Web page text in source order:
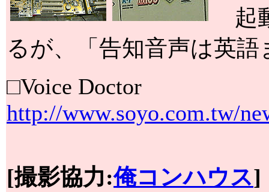
起
るが、「告知音声は英
□Voice Doctor
http://www.soyo.com.tw/
[撮影協力:俺コンハウス]